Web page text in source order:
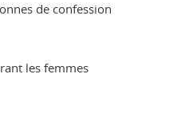
de confession
les femmes